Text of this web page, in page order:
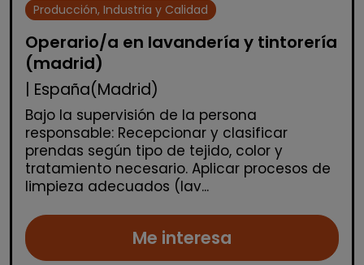
Producción, Industria y Calidad
Operario/a en lavandería y tintorería
(madrid)
| España(Madrid)
Bajo la supervisión de la persona
responsable: Recepcionar y clasificar
prendas según tipo de tejido, color y
tratamiento necesario. Aplicar procesos de
limpieza adecuados (lav...
Me interesa